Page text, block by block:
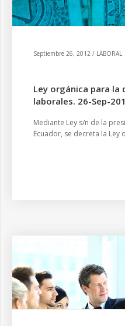
Septiembre 26, 2012 / LABORAL
Ley orgánica para la
laborales. 26-Sep-
Mediante Ley s/n de la
Ecuador, se decreta la Ley